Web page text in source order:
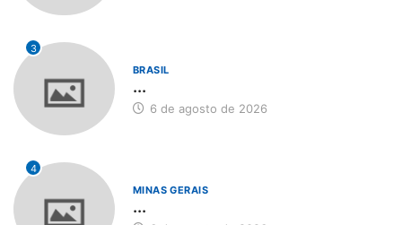
3
BRASIL
...
6 de agosto de 2026
4
MINAS GERAIS
...